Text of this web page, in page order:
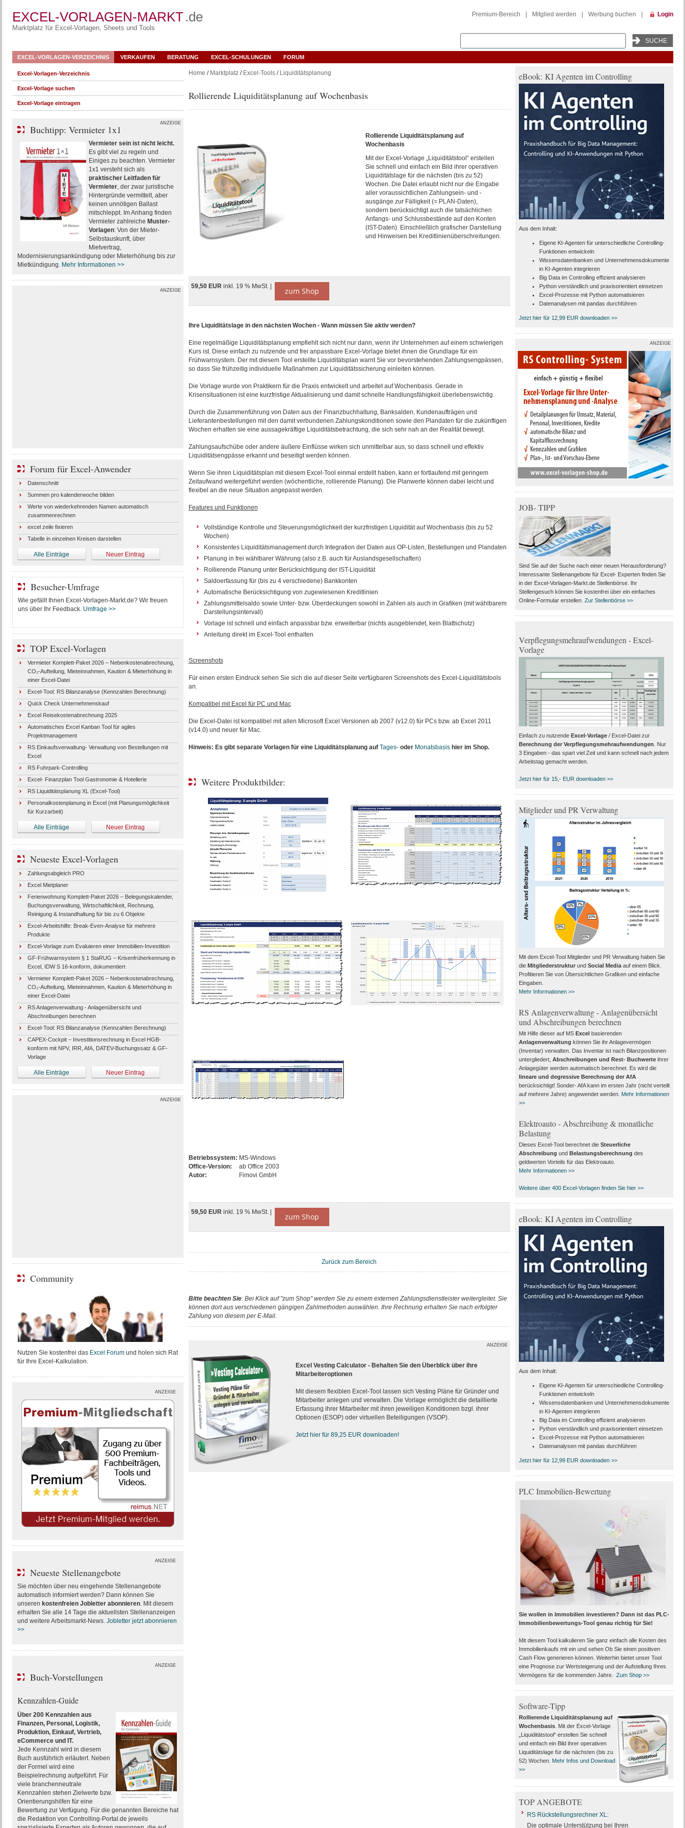
EXCEL-VORLAGEN-MARKT.de
Marktplatz für Excel-Vorlagen, Sheets und Tools
Premium-Bereich Mitglied werden Werbung buchen Login
EXCEL-VORLAGEN-VERZEICHNIS VERKAUFEN BERATUNG EXCEL-SCHULUNGEN FORUM
Home / Marktplatz/ Excel-Tools/ Liquiditätsplanung
Rollierende Liquiditätsplanung auf Wochenbasis
Rollierende Liquiditätsplanung auf
Wochenbasis
Mit der Excel-Vorlage „Liquiditätstool“ erstellen
Sie schnell und einfach ein Bild ihrer operativen
Liquiditätslage für die nächsten (bis zu 52)
Wochen. Die Datei erlaubt nicht nur die Eingabe
aller voraussichtlichen Zahlungsein- und -
ausgänge zur Fälligkeit (= PLAN-Daten),
sondern berücksichtigt auch die tatsächlichen
Anfangs- und Schlussbestände auf den Konten
(IST-Daten). Einschließlich grafischer Darstellung
und Hinweisen bei Kreditlinienüberschreitungen.
59,50 EUR inkl. 19 % MwSt. | zum Shop
Ihre Liquiditätslage in den nächsten Wochen - Wann müssen Sie aktiv werden?
Eine regelmäßige Liquiditätsplanung empfiehlt sich nicht nur dann, wenn ihr Unternehmen auf einem schwierigen
Kurs ist. Diese einfach zu nutzende und frei anpassbare Excel-Vorlage bietet ihnen die Grundlage für ein
Frühwarnsystem. Der mit diesem Tool erstellte Liquiditätsplan warnt Sie vor bevorstehenden Zahlungsengpässen,
so dass Sie frühzeitig individuelle Maßnahmen zur Liquiditätssicherung einleiten können.
Die Vorlage wurde von Praktikern für die Praxis entwickelt und arbeitet auf Wochenbasis. Gerade in
Krisensituationen ist eine kurzfristige Aktualisierung und damit schnelle Handlungsfähigkeit überlebenswichtig.
Durch die Zusammenführung von Daten aus der Finanzbuchhaltung, Banksalden, Kundenaufträgen und
Lieferantenbestellungen mit den damit verbundenen Zahlungskonditionen sowie den Plandaten für die zukünftigen
Wochen erhalten sie eine aussagekräftige Liquiditätsbetrachtung, die sich sehr nah an der Realität bewegt.
Zahlungsaufschübe oder andere äußere Einflüsse wirken sich unmittelbar aus, so dass schnell und effektiv
Liquiditätsengpässe erkannt und beseitigt werden können.
Wenn Sie ihren Liquiditätsplan mit diesem Excel-Tool einmal erstellt haben, kann er fortlaufend mit geringem
Zeitaufwand weitergeführt werden (wöchentliche, rollierende Planung). Die Planwerte können dabei leicht und
flexibel an die neue Situation angepasst werden.
Features und Funktionen
Vollständige Kontrolle und Steuerungsmöglichkeit der kurzfristigen Liquidität auf Wochenbasis (bis zu 52
Wochen)
Konsistentes Liquiditätsmanagement durch Integration der Daten aus OP-Listen, Bestellungen und Plandaten
Planung in frei wählbarer Währung (also z.B. auch für Auslandsgesellschaften)
Rollierende Planung unter Berücksichtigung der IST-Liquidität
Saldoerfassung für (bis zu 4 verschiedene) Bankkonten
Automatische Berücksichtigung von zugewiesenen Kreditlinien
Zahlungsmittelsaldo sowie Unter- bzw. Überdeckungen sowohl in Zahlen als auch in Grafiken (mit wählbarem
Darstellungsintervall)
Vorlage ist schnell und einfach anpassbar bzw. erweiterbar (nichts ausgeblendet, kein Blattschutz)
Anleitung direkt im Excel-Tool enthalten
Screenshots
Für einen ersten Eindruck sehen Sie sich die auf dieser Seite verfügbaren Screenshots des Excel-Liquiditätstools
an.
Kompatibel mit Excel für PC und Mac
Die Excel-Datei ist kompatibel mit allen Microsoft Excel Versionen ab 2007 (v12.0) für PCs bzw. ab Excel 2011
(v14.0) und neuer für Mac.
Hinweis: Es gibt separate Vorlagen für eine Liquiditätsplanung auf Tages-oder Monatsbasishier im Shop.
Weitere Produktbilder:
Betriebssystem: MS-Windows
Office-Version:
ab Office 2003
Autor:
Fimovi GmbH
59,50 EUR inkl. 19 % MwSt. | zum Shop
Zurück zum Bereich
Bitte beachten Sie: Bei Klick auf "zum Shop" werden Sie zu einem externen Zahlungsdienstleister weitergleitet. Sie
können dort aus verschiedenen gängigen Zahlmethoden auswählen. Ihre Rechnung erhalten Sie nach erfolgter
Zahlung von diesem per E-Mail.
ANZEIGE
Excel Vesting Calculator - Behalten Sie den Überblick über ihre
Mitarbeiteroptionen
Mit diesem flexiblen Excel-Tool lassen sich Vesting Pläne für Gründer und
Mitarbeiter anlegen und verwalten. Die Vorlage ermöglicht die detaillierte
Erfassung ihrer Mitarbeiter mit ihren jeweiligen Konditionen bzgl. ihrer
Optionen (ESOP) oder virtuellen Beteiligungen (VSOP).
Jetzt hier für 89,25 EUR downloaden!
Excel-Vorlagen-Verzeichnis
Excel-Vorlage suchen
Excel-Vorlage eintragen
ANZEIGE
Buchtipp: Vermieter 1x1
Vermieter sein ist nicht leicht.
Es gibt viel zu regeln und
Einiges zu beachten. Vermieter
1x1 versteht sich als
praktischer Leitfaden für
Vermieter, der zwar juristische
Hintergründe vermittelt, aber
keinen unnötigen Ballast
mitschleppt. Im Anhang finden
Vermieter zahlreiche Muster-
Vorlagen: Von der Mieter-
Selbstauskunft, über
Mietvertrag,
Modernisierungsankündigung oder Mieterhöhung bis zur
Mietkündigung. Mehr Informationen >>
ANZEIGE
Forum für Excel-Anwender
Datenschnitt
Summen pro kalenderwoche bilden
Werte von wiederkehrenden Namen automatisch
zusammenrechnen
excel zeile fixieren
Tabelle in einzelnen Kreisen darstellen
Alle Einträge Neuer Eintrag
Besucher-Umfrage
Wie gefällt Ihnen Excel-Vorlagen-Markt.de? Wir freuen
uns über Ihr Feedback. Umfrage >>
TOP Excel-Vorlagen
Vermieter Komplett-Paket 2026 – Nebenkostenabrechnung,
CO₂-Aufteilung, Mieteinnahmen, Kaution & Mieterhöhung in
einer Excel-Datei
Excel-Tool: RS Bilanzanalyse (Kennzahlen Berechnung)
Quick Check Unternehmenskauf
Excel Reisekostenabrechnung 2025
Automatisches Excel Kanban Tool für agiles
Projektmanagement
RS Einkaufsverwaltung- Verwaltung von Bestellungen mit
Excel
RS Fuhrpark-Controlling
Excel- Finanzplan Tool Gastronomie & Hotellerie
RS Liquiditätsplanung XL (Excel-Tool)
Personalkostenplanung in Excel (mit Planungsmöglichkeit
für Kurzarbeit)
Alle Einträge Neuer Eintrag
Neueste Excel-Vorlagen
Zahlungsabgleich PRO
Excel Mietplaner
Ferienwohnung Komplett-Paket 2026 – Belegungskalender,
Buchungsverwaltung, Wirtschaftlichkeit, Rechnung,
Reinigung & Instandhaltung für bis zu 6 Objekte
Excel-Arbeitshilfe: Break-Even-Analyse für mehrere
Produkte
Excel-Vorlage zum Evaluieren einer Immobilien-Investition
GF-Frühwarnsystem § 1 StaRUG – Krisenfrüherkennung in
Excel, IDW S 16-konform, dokumentiert
Vermieter Komplett-Paket 2026 – Nebenkostenabrechnung,
CO₂-Aufteilung, Mieteinnahmen, Kaution & Mieterhöhung in
einer Excel-Datei
RS Anlagenverwaltung - Anlagenübersicht und
Abschreibungen berechnen
Excel-Tool: RS Bilanzanalyse (Kennzahlen Berechnung)
CAPEX-Cockpit – Investitionsrechnung in Excel HGB-
konform mit NPV, IRR, AfA, DATEV-Buchungssatz & GF-
Vorlage
Alle Einträge Neuer Eintrag
ANZEIGE
Community
Nutzen Sie kostenfrei das Excel Forumund holen sich Rat
für Ihre Excel-Kalkulation.
ANZEIGE
ANZEIGE
Neueste Stellenangebote
Sie möchten über neu eingehende Stellenangebote
automatisch informiert werden? Dann können Sie
unseren kostenfreien Jobletter abonnieren. Mit diesem
erhalten Sie alle 14 Tage die aktuellsten Stellenanzeigen
und weitere Arbeitsmarkt-News. Jobletter jetzt abonnieren
>>
ANZEIGE
Buch-Vorstellungen
Kennzahlen-Guide
Über 200 Kennzahlen aus
Finanzen, Personal, Logistik,
Produktion, Einkauf, Vertrieb,
eCommerce und IT.
Jede Kennzahl wird in diesem
Buch ausführlich erläutert. Neben
der Formel wird eine
Beispielrechnung aufgeführt. Für
viele branchenneutrale
Kennzahlen stehen Zielwerte bzw.
Orientierungshilfen für eine
Bewertung zur Verfügung. Für die genannten Bereiche hat
die Redaktion von Controlling-Portal.de jeweils
eBook: KI Agenten im Controlling
Aus dem Inhalt:
Eigene KI-Agenten für unterschiedliche Controlling-
Funktionen entwickeln
Wissensdatenbanken und Unternehmensdokumente
in KI-Agenten integrieren
Big Data im Controlling effizient analysieren
Python verständlich und praxisorientiert einsetzen
Excel-Prozesse mit Python automatisieren
Datenanalysen mit pandas durchführen
Jetzt hier für 12,99 EUR downloaden >>
ANZEIGE
JOB- TIPP
Sind Sie auf der Suche nach einer neuen Herausforderung?
Interessante Stellenangebote für Excel- Experten finden Sie
in der Excel-Vorlagen-Markt.de Stellenbörse. Ihr
Stellengesuch können Sie kostenfrei über ein einfaches
Online-Formular erstellen. Zur Stellenbörse >>
Verpflegungsmehraufwendungen - Excel-
Vorlage
Einfach zu nutzende Excel-Vorlage/ Excel-Datei zur
Berechnung der Verpflegungsmehraufwendungen . Nur
3 Eingaben - das spart viel Zeit und kann schnell nach jedem
Arbeitstag gemacht werden.
Jetzt hier für 15,- EUR downloaden >>
Mitglieder und PR Verwaltung
Mit dem Excel-Tool Mitglieder und PR Verwaltung haben Sie
die Mitgliederstrukturund Social Mediaauf einem Blick.
Profitieren Sie von Übersichtlichen Grafiken und einfache
Eingaben.
Mehr Informationen >>
RS Anlagenverwaltung - Anlagenübersicht
und Abschreibungen berechnen
Mit Hilfe dieser auf MS Excelbasierenden
Anlagenverwaltung können Sie ihr Anlagevermögen
(Inventar) verwalten. Das Inventar ist nach Bilanzpositionen
untergliedert, Abschreibungen und Rest- Buchwerteihrer
Anlagegüter werden automatisch berechnet. Es wird die
lineare und degressive Berechnung der AfA
berücksichtigt! Sonder- AfA kann im ersten Jahr (nicht verteilt
auf mehrere Jahre) angewendet werden. Mehr Informationen
>>
Elektroauto - Abschreibung & monatliche
Belastung
Dieses Excel-Tool berechnet die Steuerliche
Abschreibung und Belastungsberechnung des
geldwerten Vorteils für das Elektroauto.
Mehr Informationen >>
Weitere über 400 Excel-Vorlagen finden Sie hier >>
eBook: KI Agenten im Controlling
Aus dem Inhalt:
Eigene KI-Agenten für unterschiedliche Controlling-
Funktionen entwickeln
Wissensdatenbanken und Unternehmensdokumente
in KI-Agenten integrieren
Big Data im Controlling effizient analysieren
Python verständlich und praxisorientiert einsetzen
Excel-Prozesse mit Python automatisieren
Datenanalysen mit pandas durchführen
Jetzt hier für 12,99 EUR downloaden >>
PLC Immobilien-Bewertung
Sie wollen in Immobilien investieren? Dann ist das PLC-
Immobilienbewertungs-Tool genau richtig für Sie!
Mit diesem Tool kalkulieren Sie ganz einfach alle Kosten des
Immobilienkaufs mit ein und sehen Ob Sie einen positiven
Cash Flow generieren können. Weiterhin bietet unser Tool
eine Prognose zur Wertsteigerung und der Aufstellung Ihres
Vermögens für die kommenden Jahre. Zum Shop >>
Software-Tipp
Rollierende Liquiditätsplanung auf
Wochenbasis. Mit der Excel-Vorlage
„Liquiditätstool“ erstellen Sie schnell
und einfach ein Bild ihrer operativen
Liquiditätslage für die nächsten (bis zu
52) Wochen. Mehr Infos und Download
>>
TOP ANGEBOTE
RS Rückstellungsrechner XL:
Die optimale Unterstützung bei Ihren